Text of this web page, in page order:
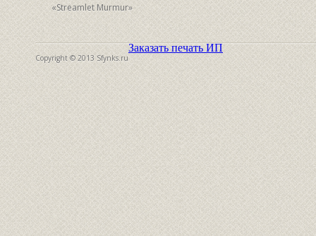
«Streamlet Murmur»
Copyright © 2013 Sfynks.ru
Заказать печать ИП